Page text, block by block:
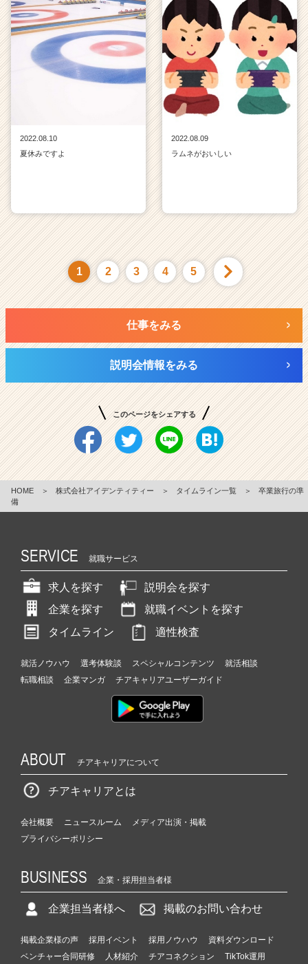
2022.08.10
夏休みですよ
2022.08.09
ラムネがおいしい
1 2 3 4 5
仕事をみる
説明会情報をみる
このページをシェアする
HOME ＞ 株式会社アイデンティティー ＞ タイムライン一覧 ＞
卒業旅行の準
備
SERVICE 就職サービス
求人を探す
説明会を探す
企業を探す
就職イベントを探す
タイムライン
適性検査
就活ノウハウ 選考体験談 スペシャルコンテンツ
就活相談
転職相談
企業マンガ チアキャリアユーザーガイド
ABOUT チアキャリアについて
チアキャリアとは
会社概要 ニュースルーム
メディア出演・掲載
プライバシーポリシー
BUSINESS 企業・採用担当者様
企業担当者様へ 掲載のお問い合わせ
掲載企業様の声 採用イベント 採用ノウハウ
資料ダウンロード
ベンチャー合同研修
人材紹介 チアコネクション TikTok運用